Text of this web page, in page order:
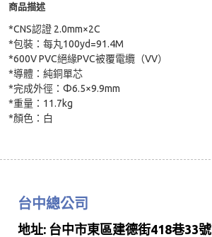
商品描述
*CNS認證 2.0mm×2C
*包裝：每丸100yd=91.4M
*600V PVC絕緣PVC被覆電纜（VV）
*導體：純銅單芯
*完成外徑：Φ6.5×9.9mm
*重量：11.7kg
*顏色：白
台中總公司
地址: 台中市東區建德街418巷33號